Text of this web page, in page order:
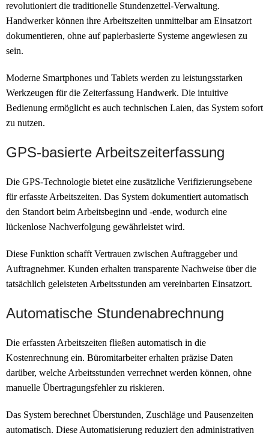
revolutioniert die traditionelle Stundenzettel-Verwaltung.
Handwerker können ihre Arbeitszeiten unmittelbar am Einsatzort
dokumentieren, ohne auf papierbasierte Systeme angewiesen zu
sein.
Moderne Smartphones und Tablets werden zu leistungsstarken
Werkzeugen für die Zeiterfassung Handwerk. Die intuitive
Bedienung ermöglicht es auch technischen Laien, das System sofort
zu nutzen.
GPS-basierte Arbeitszeiterfassung
Die GPS-Technologie bietet eine zusätzliche Verifizierungsebene
für erfasste Arbeitszeiten. Das System dokumentiert automatisch
den Standort beim Arbeitsbeginn und -ende, wodurch eine
lückenlose Nachverfolgung gewährleistet wird.
Diese Funktion schafft Vertrauen zwischen Auftraggeber und
Auftragnehmer. Kunden erhalten transparente Nachweise über die
tatsächlich geleisteten Arbeitsstunden am vereinbarten Einsatzort.
Automatische Stundenabrechnung
Die erfassten Arbeitszeiten fließen automatisch in die
Kostenrechnung ein. Büromitarbeiter erhalten präzise Daten
darüber, welche Arbeitsstunden verrechnet werden können, ohne
manuelle Übertragungsfehler zu riskieren.
Das System berechnet Überstunden, Zuschläge und Pausenzeiten
automatisch. Diese Automatisierung reduziert den administrativen